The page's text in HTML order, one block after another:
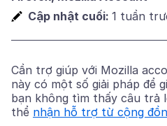
Cập nhật cuối: 1 tuần
Cần trợ giúp với Mozilla
này có một số giải pháp để
bạn không tìm thấy câu trả
thể nhận hỗ trợ từ cộng